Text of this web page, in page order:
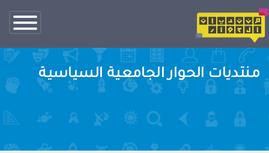
تبديل
الناف
منتديات الحوار الجامعية السياسية